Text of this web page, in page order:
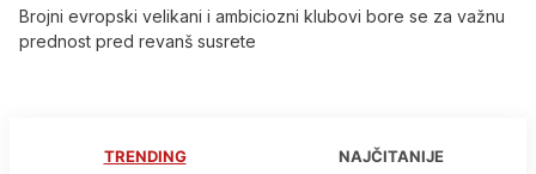
Brojni evropski velikani i ambiciozni klubovi bore se za važnu
prednost pred revanš susrete
TRENDING NAJČITANIJE